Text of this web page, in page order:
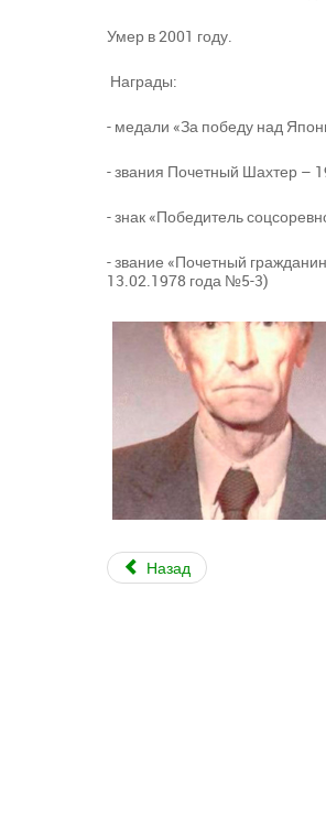
Умер в 2001 году.
Награды:
- медали «За победу над
- звания Почетный Шахтер –
- знак «Победитель
- звание «Почетный
13.02.1978 года №5-3)
Назад